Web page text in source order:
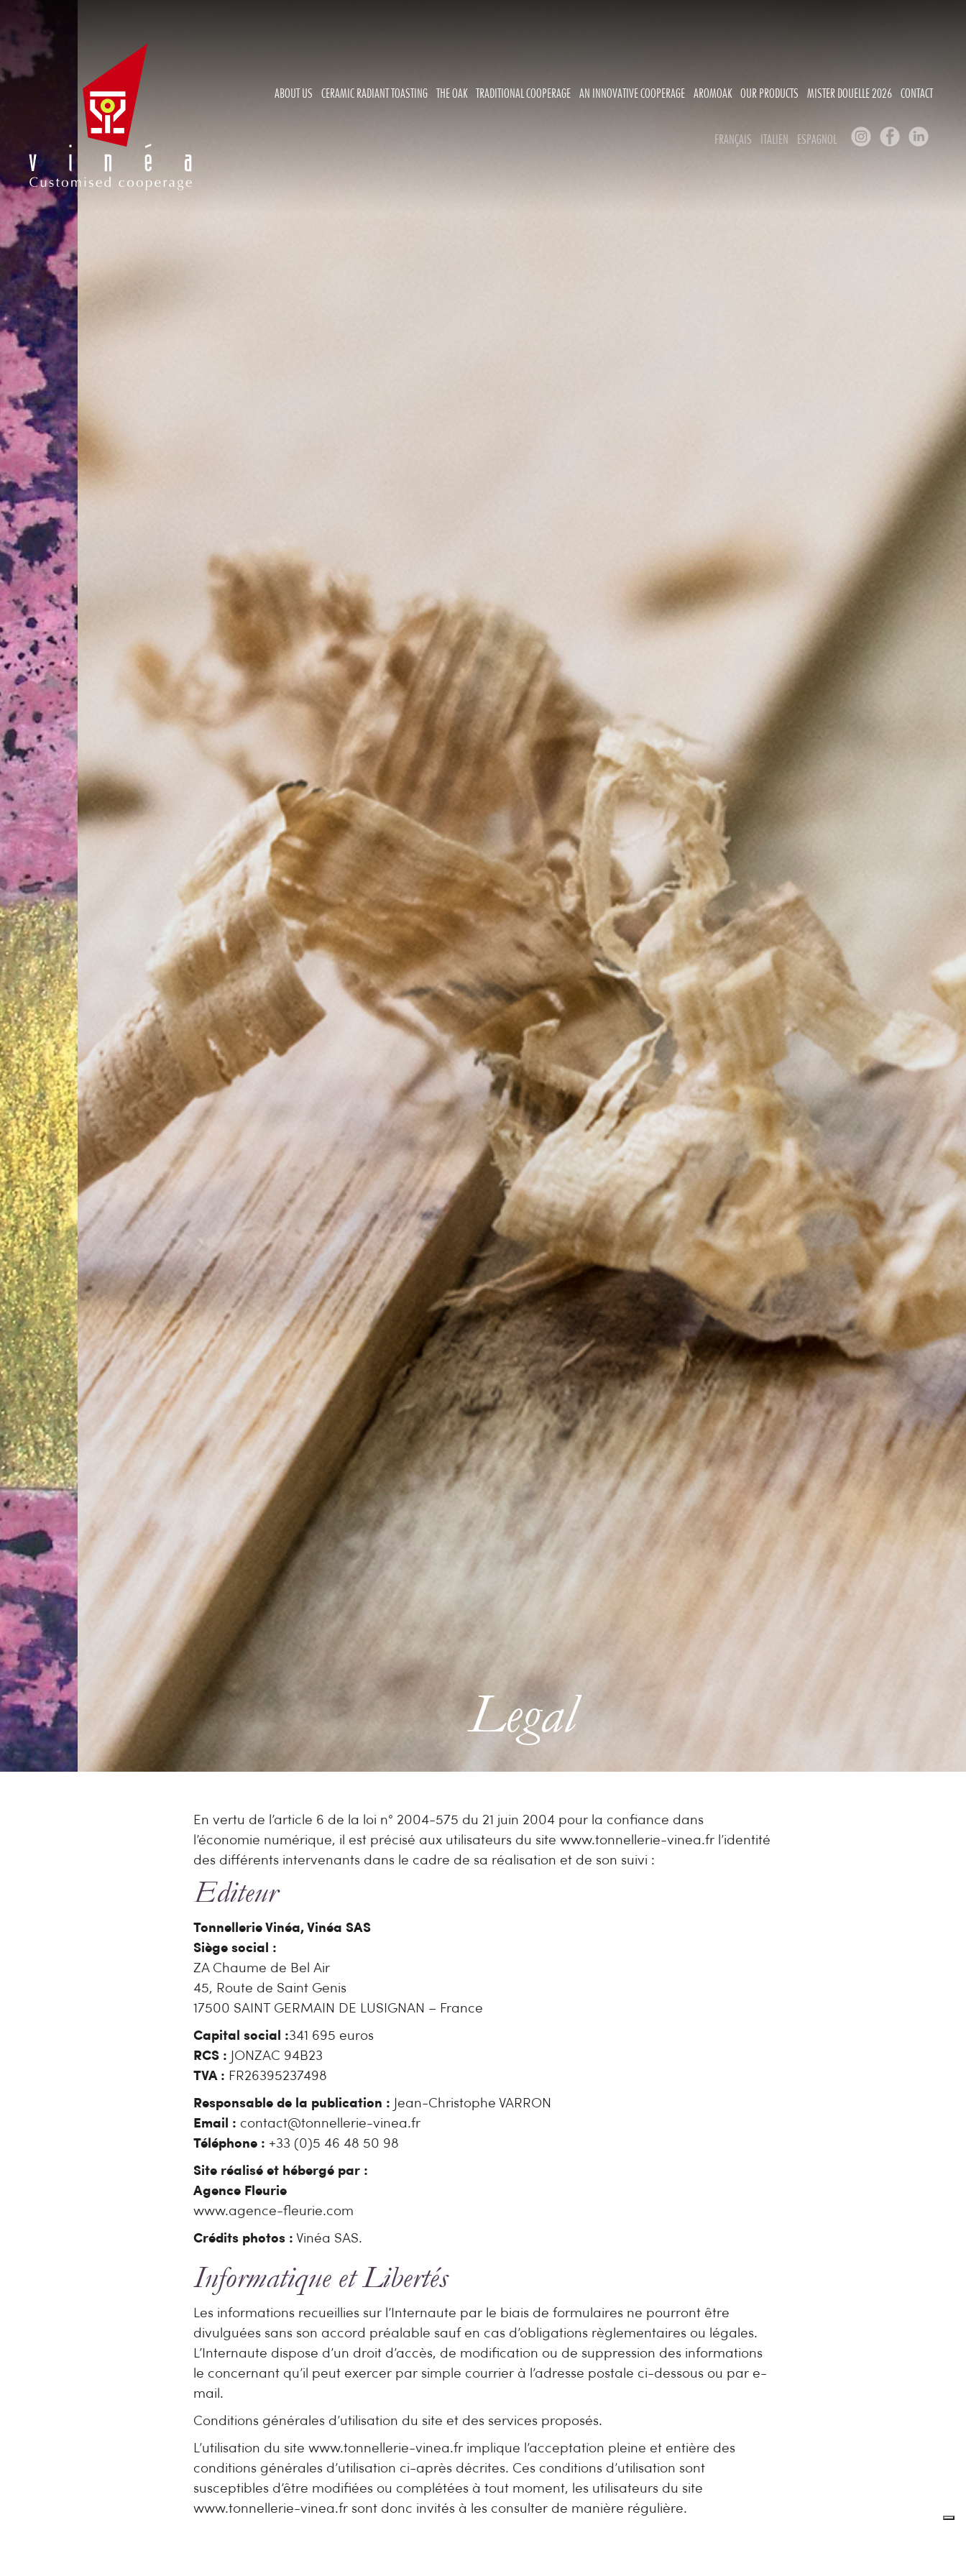
ABOUT US CERAMIC RADIANT TOASTING THE OAK TRADITIONAL COOPERAGE AN INNOVATIVE COOPERAGE AROMOAK OUR PRODUCTS MISTER DOUELLE 2026 CONTACT
FRANÇAIS ITALIEN ESPAGNOL
Legal
En vertu de l’article 6 de la loi n° 2004-575 du 21 juin 2004 pour la confiance dans
l’économie numérique, il est précisé aux utilisateurs du site www.tonnellerie-vinea.fr l’identité
des différents intervenants dans le cadre de sa réalisation et de son suivi :
Editeur
Tonnellerie Vinéa, Vinéa SAS
Siège social :
ZA Chaume de Bel Air
45, Route de Saint Genis
17500 SAINT GERMAIN DE LUSIGNAN – France
Capital social :341 695 euros
RCS : JONZAC 94B23
TVA : FR26395237498
Responsable de la publication :
Jean-Christophe VARRON
Email : contact@tonnellerie-vinea.fr
Téléphone : +33 (0)5 46 48 50 98
Site réalisé et hébergé par :
Agence Fleurie
www.agence-fleurie.com
Crédits photos : Vinéa SAS.
Informatique et Libertés
Les informations recueillies sur l’Internaute par le biais de formulaires ne pourront être
divulguées sans son accord préalable sauf en cas d’obligations règlementaires ou légales.
L’Internaute dispose d’un droit d’accès, de modification ou de suppression des informations
le concernant qu’il peut exercer par simple courrier à l’adresse postale ci-dessous ou par e-
mail.
Conditions générales d’utilisation du site et des services proposés.
L’utilisation du site www.tonnellerie-vinea.fr implique l’acceptation pleine et entière des
conditions générales d’utilisation ci-après décrites. Ces conditions d’utilisation sont
susceptibles d’être modifiées ou complétées à tout moment, les utilisateurs du site
www.tonnellerie-vinea.fr sont donc invités à les consulter de manière régulière.